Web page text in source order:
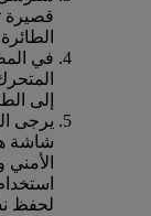
قصيرة
في
إلى
يرجى
شاشة
لحفظ